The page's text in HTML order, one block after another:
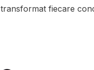
transformat fiecare